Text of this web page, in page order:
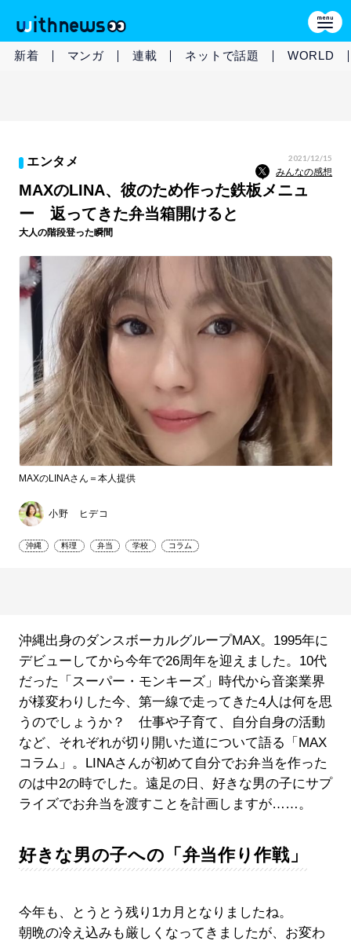
新着 マンガ 連載 ネットで話題 WORLD
エンタメ 2021/12/15
みんなの感想
MAXのLINA、彼のため作った鉄板メニュ
ー 返ってきた弁当箱開けると
大人の階段登った瞬間
MAXのLINAさん＝本人提供
小野 ヒデコ
沖縄 料理 弁当 学校 コラム
沖縄出身のダンスボーカルグループMAX。1995年に
デビューしてから今年で26周年を迎えました。10代
だった「スーパー・モンキーズ」時代から音楽業界
が様変わりした今、第一線で走ってきた4人は何を思
うのでしょうか？ 仕事や子育て、自分自身の活動
など、それぞれが切り開いた道について語る「MAX
コラム」。LINAさんが初めて自分でお弁当を作った
のは中2の時でした。遠足の日、好きな男の子にサプ
ライズでお弁当を渡すことを計画しますが……。
好きな男の子への「弁当作り作戦」
今年も、とうとう残り1カ月となりましたね。
朝晩の冷え込みも厳しくなってきましたが、お変わ